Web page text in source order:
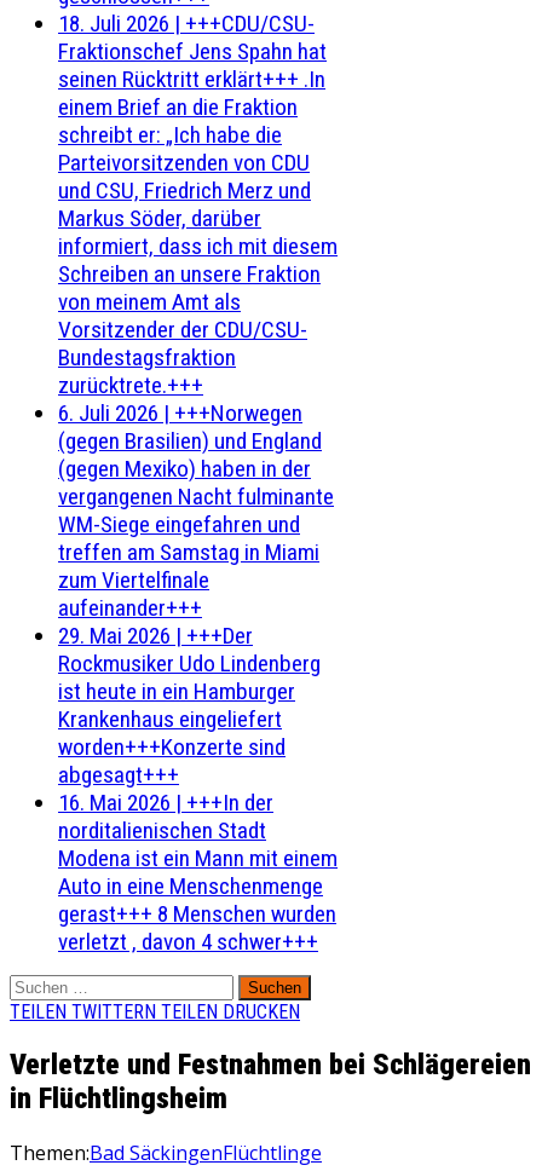
18. Juli 2026 | +++CDU/CSU-
Fraktionschef Jens Spahn hat
seinen Rücktritt erklärt+++ .In
einem Brief an die Fraktion
schreibt er: „Ich habe die
Parteivorsitzenden von CDU
und CSU, Friedrich Merz und
Markus Söder, darüber
informiert, dass ich mit diesem
Schreiben an unsere Fraktion
von meinem Amt als
Vorsitzender der CDU/CSU-
Bundestagsfraktion
zurücktrete.+++
6. Juli 2026 | +++Norwegen
(gegen Brasilien) und England
(gegen Mexiko) haben in der
vergangenen Nacht fulminante
WM-Siege eingefahren und
treffen am Samstag in Miami
zum Viertelfinale
aufeinander+++
29. Mai 2026 | +++Der
Rockmusiker Udo Lindenberg
ist heute in ein Hamburger
Krankenhaus eingeliefert
worden+++Konzerte sind
abgesagt+++
16. Mai 2026 | +++In der
norditalienischen Stadt
Modena ist ein Mann mit einem
Auto in eine Menschenmenge
gerast+++ 8 Menschen wurden
verletzt , davon 4 schwer+++
Suchen
nach:
TEILEN TWITTERN TEILEN DRUCKEN
Verletzte und Festnahmen bei Schlägereien
in Flüchtlingsheim
Themen:Bad SäckingenFlüchtlinge